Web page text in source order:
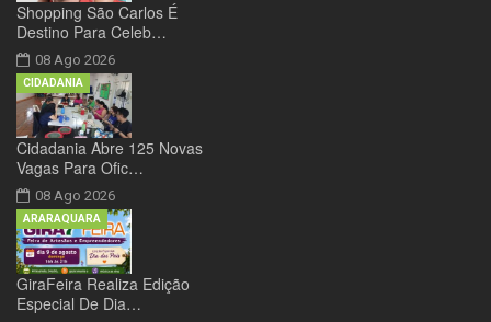
Shopping São Carlos É
Destino Para Celeb…
08 Ago 2026
Cidadania Abre 125 Novas
Vagas Para Ofic…
08 Ago 2026
CIDADANIA
GiraFeira Realiza Edição
Especial De Dia…
ARARAQUARA